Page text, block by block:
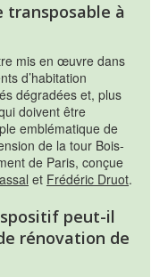
transposable à
mis en œuvre dans
d’habitation
dégradées et, plus
doivent être
emblématique de
de la tour Bois-
de Paris, conçue
et Frédéric Druot.
peut-il
rénovation de